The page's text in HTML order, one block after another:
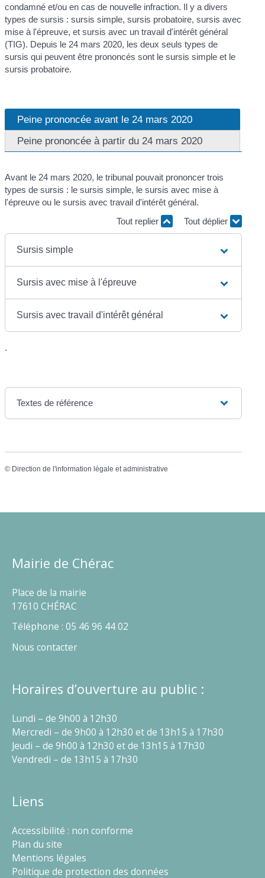
condamné et/ou en cas de nouvelle infraction. Il y a divers
types de sursis : sursis simple, sursis probatoire, sursis avec
mise à l'épreuve, et sursis avec un travail d'intérêt général
(TIG). Depuis le 24 mars 2020, les deux seuls types de
sursis qui peuvent être prononcés sont le sursis simple et le
sursis probatoire.
Peine prononcée avant le 24 mars 2020
Peine prononcée à partir du 24 mars 2020
Avant le 24 mars 2020, le tribunal pouvait prononcer trois
types de sursis : le sursis simple, le sursis avec mise à
l'épreuve ou le sursis avec travail d'intérêt général.
Tout replier
Tout déplier
Sursis simple
Sursis avec mise à l'épreuve
Sursis avec travail d'intérêt général
.
Textes de référence
© Direction de l'information légale et administrative
Mairie de Chérac
Place de la mairie
17610 CHÉRAC
Téléphone : 05 46 96 44 02
Nous contacter
Horaires d’ouverture au public :
Lundi – de 9h00 à 12h30
Mercredi – de 9h00 à 12h30 et de 13h15 à 17h30
Jeudi – de 9h00 à 12h30 et de 13h15 à 17h30
Vendredi – de 13h15 à 17h30
Liens
Accessibilité : non conforme
Plan du site
Mentions légales
Politique de protection des données